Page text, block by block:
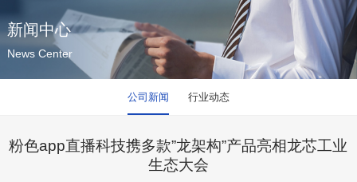
新闻中心
News Center
公司新闻 行业动态
粉色app直播科技携多款”龙架构”产品亮相龙芯工业
生态大会